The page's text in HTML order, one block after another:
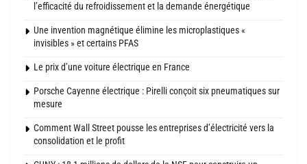
l’efficacité du refroidissement et la demande énergétique
Une invention magnétique élimine les microplastiques «
invisibles » et certains PFAS
Le prix d’une voiture électrique en France
Porsche Cayenne électrique : Pirelli conçoit six pneumatiques sur
mesure
Comment Wall Street pousse les entreprises d’électricité vers la
consolidation et le profit